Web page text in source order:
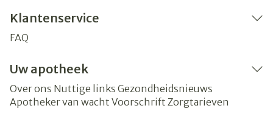
Klantenservice
FAQ
Uw apotheek
Over ons Nuttige links Gezondheidsnieuws
Apotheker van wacht Voorschrift Zorgtarieven